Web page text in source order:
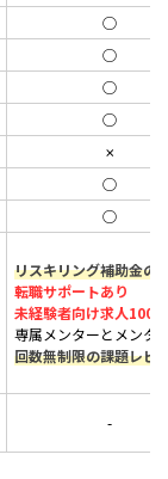
◯
◯
◯
◯
✗
◯
◯
リスキリング補助金の
転職サポートあり
未経験者向け求人1000
専属メンターとメンタ
回数無制限の課題レビ
-